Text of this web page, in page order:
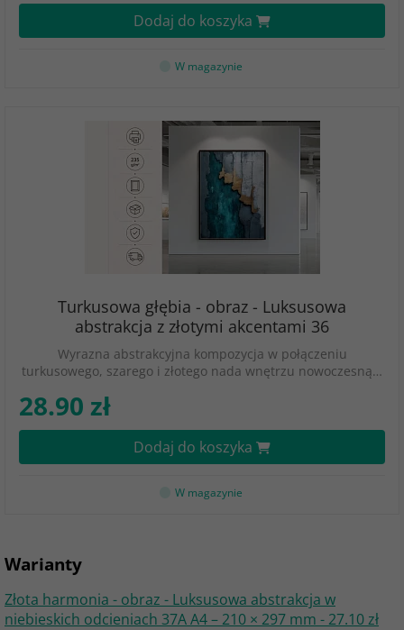
Dodaj do koszyka
W magazynie
Turkusowa głębia - obraz - Luksusowa
abstrakcja z złotymi akcentami 36
Wyrazna abstrakcyjna kompozycja w połączeniu
turkusowego, szarego i złotego nada wnętrzu nowoczesną…
28.90 zł
Dodaj do koszyka
W magazynie
Warianty
Złota harmonia - obraz - Luksusowa abstrakcja w
niebieskich odcieniach 37A A4 – 210 × 297 mm - 27.10 zł